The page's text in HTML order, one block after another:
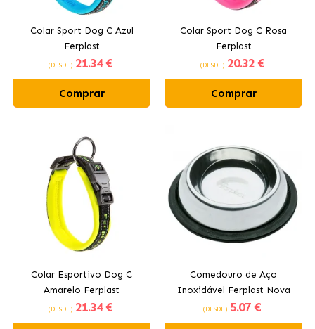
Colar Sport Dog C Azul
Ferplast
(DESDE) 21.34 €
Comprar
Colar Sport Dog C Rosa
Ferplast
(DESDE) 20.32 €
Comprar
Colar Esportivo Dog C
Amarelo Ferplast
(DESDE) 21.34 €
Comedouro de Aço
Inoxidável Ferplast Nova
(DESDE) 5.07 €